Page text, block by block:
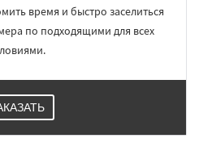
время и быстро заселиться
по подходящими для всех